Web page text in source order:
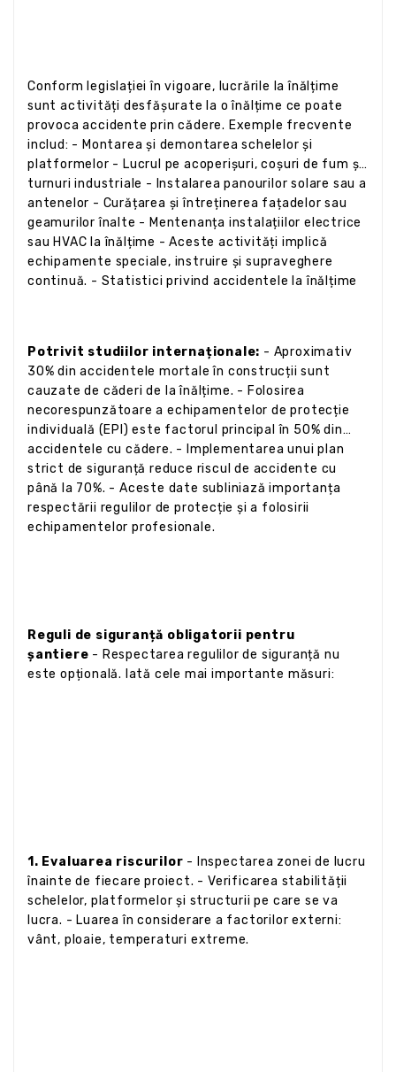
Conform legislației în vigoare, lucrările la înălțime
sunt activități desfășurate la o înălțime ce poate
provoca accidente prin cădere. Exemple frecvente
includ: - Montarea și demontarea schelelor și
platformelor - Lucrul pe acoperișuri, coșuri de fum și
turnuri industriale - Instalarea panourilor solare sau a
antenelor - Curățarea și întreținerea fațadelor sau
geamurilor înalte - Mentenanța instalațiilor electrice
sau HVAC la înălțime - Aceste activități implică
echipamente speciale, instruire și supraveghere
continuă. - Statistici privind accidentele la înălțime
Potrivit studiilor internaționale: - Aproximativ
30% din accidentele mortale în construcții sunt
cauzate de căderi de la înălțime. - Folosirea
necorespunzătoare a echipamentelor de protecție
individuală (EPI) este factorul principal în 50% din
accidentele cu cădere. - Implementarea unui plan
strict de siguranță reduce riscul de accidente cu
până la 70%. - Aceste date subliniază importanța
respectării regulilor de protecție și a folosirii
echipamentelor profesionale.
Reguli de siguranță obligatorii pentru
șantiere - Respectarea regulilor de siguranță nu
este opțională. Iată cele mai importante măsuri:
1. Evaluarea riscurilor - Inspectarea zonei de lucru
înainte de fiecare proiect. - Verificarea stabilității
schelelor, platformelor și structurii pe care se va
lucra. - Luarea în considerare a factorilor externi:
vânt, ploaie, temperaturi extreme.